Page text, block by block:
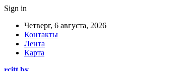
Sign in
Четверг, 6 августа, 2026
Контакты
Лента
Карта